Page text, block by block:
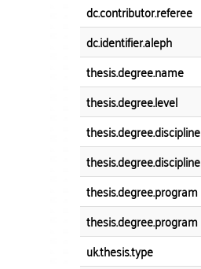
dc.contributor.referee
dc.identifier.aleph
thesis.degree.name
thesis.degree.level
thesis.degree.discipline
thesis.degree.discipline
thesis.degree.program
thesis.degree.program
uk.thesis.type